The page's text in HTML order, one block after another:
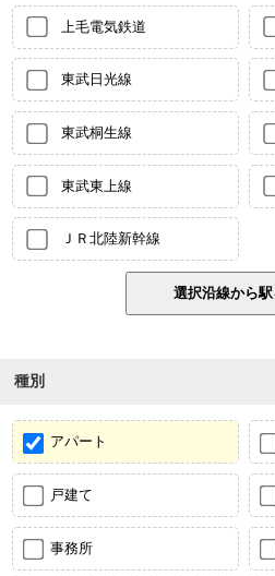
上毛電気鉄道
東武日光線
東武桐生線
東武東上線
ＪＲ北陸新幹線
種別
アパート
戸建て
事務所